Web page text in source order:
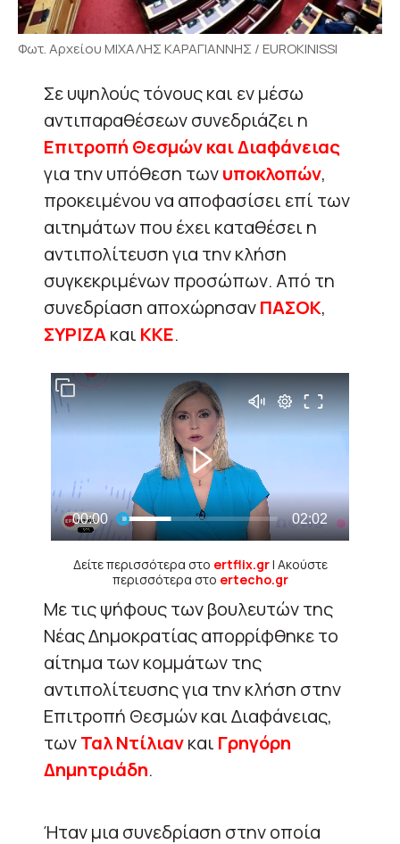
Φωτ. Αρχείου ΜΙΧΑΛΗΣ ΚΑΡΑΓΙΑΝΝΗΣ / EUROKINISSI
Σε υψηλούς τόνους και εν μέσω
αντιπαραθέσεων συνεδριάζει η
Επιτροπή Θεσμών και Διαφάνειας
για την υπόθεση τωνυποκλοπών,
προκειμένου να αποφασίσει επί των
αιτημάτων που έχει καταθέσει η
αντιπολίτευση για την κλήση
συγκεκριμένων προσώπων. Από τη
συνεδρίαση αποχώρησανΠΑΣΟΚ,
ΣΥΡΙΖΑκαι ΚΚΕ.
Δείτε περισσότερα στο ertflix.gr| Ακούστε
περισσότερα στο ertecho.gr
Με τις ψήφους των βουλευτών της
Νέας Δημοκρατίας απορρίφθηκε το
αίτημα των κομμάτων της
αντιπολίτευσης για την κλήση στην
Επιτροπή Θεσμών και Διαφάνειας,
τωνΤαλ Ντίλιανκαι Γρηγόρη
Δημητριάδη.
Ήταν μια συνεδρίαση στην οποία